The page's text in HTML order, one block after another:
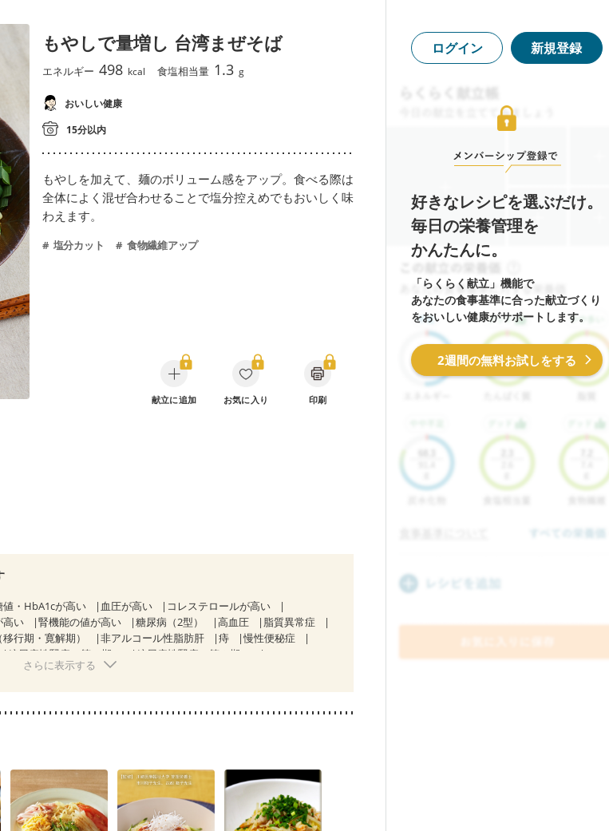
もやしで量増し 台湾まぜそば
エネルギー 498 kcal 食塩相当量 1.3 g
おいしい健康
15分以内
もやしを加えて、麺のボリューム感をアップ。食べる際は
全体によく混ぜ合わせることで塩分控えめでもおいしく味
わえます。
塩分カット 食物繊維アップ
献立に追加 お気に入り 印刷
値・HbA1cが高い 血圧が高い
コレステロールが高い
高い 腎機能の値が高い 糖尿病（2型） 高血圧
脂質異常症
行期・寛解期） 非アルコール性脂肪肝 痔
慢性便秘症
糖尿病性腎症（第１期）
糖尿病性腎症（第２期）
CKD（ステージ２）
フレイル（年齢に合わせた体作り） 低栄養予防
貧血対策
さらに表示する
ログイン 新規登録
好きなレシピを選ぶだけ。
毎日の栄養管理を
かんたんに。
「らくらく献立」機能で
あなたの食事基準に合った献立づくり
をおいしい健康がサポートします。
2週間の無料お試しをする